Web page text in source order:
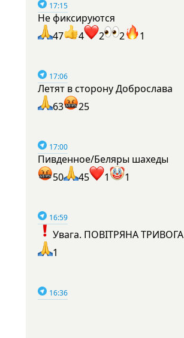
17:15
Не фиксируются
47
4 2 2 1
17:06
Летят в сторону Доброслава
63
25
17:00
Пивденное/Беляры шахеды
50
45 1 1
16:59
Увага. ПОВІТРЯНА ТРИВОГА
1
16:36